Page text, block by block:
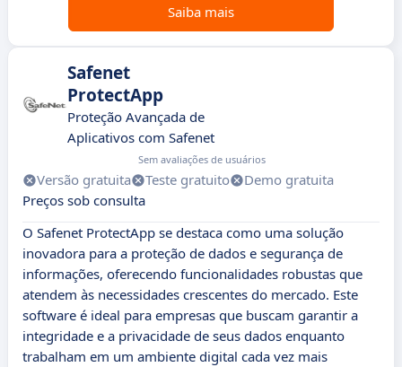
Saiba mais
Safenet
ProtectApp
Proteção Avançada de
Aplicativos com Safenet
Sem avaliações de usuários
Versão gratuita Teste gratuito
Demo gratuita
Preços sob consulta
O Safenet ProtectApp se destaca como uma solução
inovadora para a proteção de dados e segurança de
informações, oferecendo funcionalidades robustas que
atendem às necessidades crescentes do mercado. Este
software é ideal para empresas que buscam garantir a
integridade e a privacidade de seus dados enquanto
trabalham em um ambiente digital cada vez mais